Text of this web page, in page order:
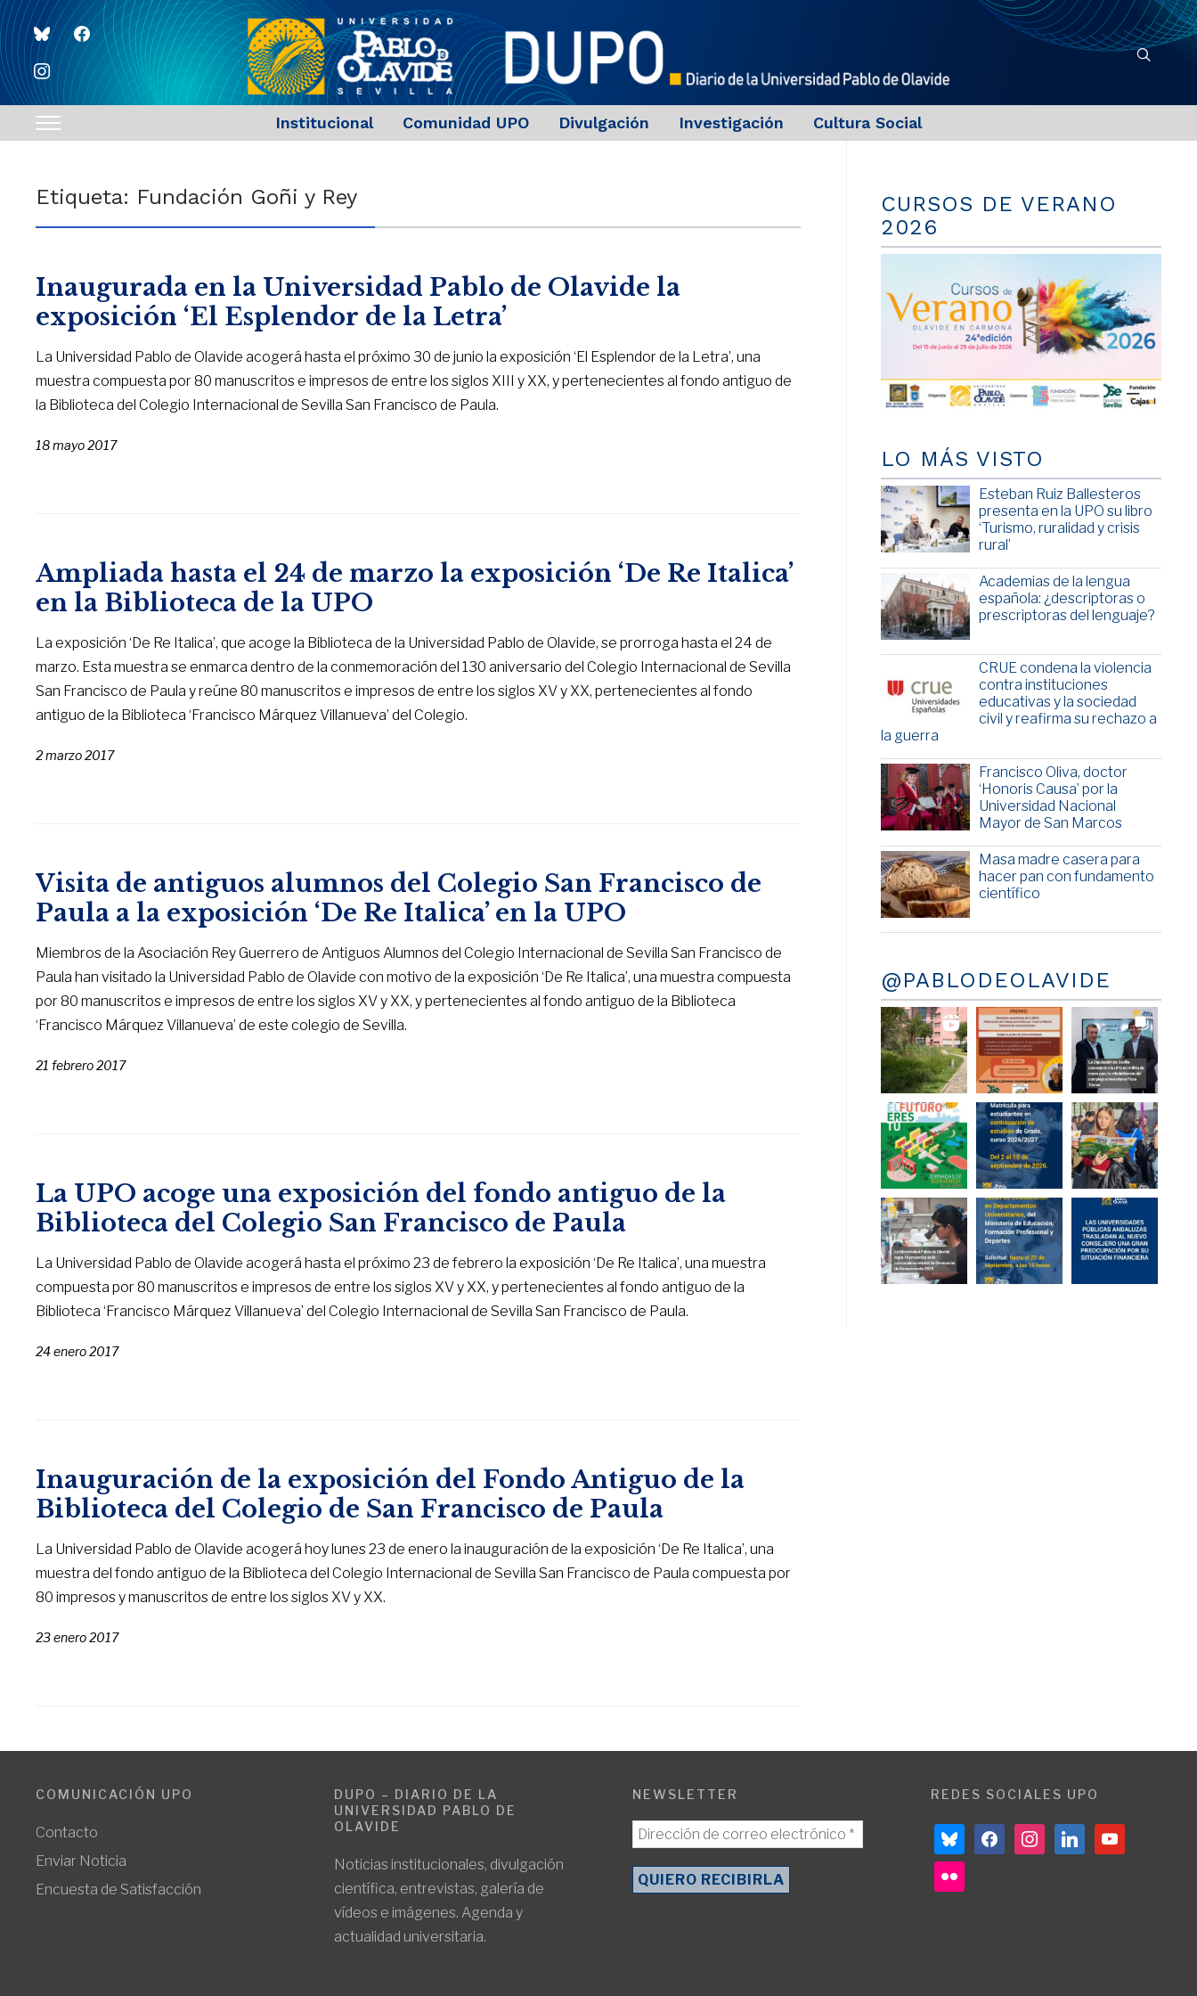
blueskyfacebook
instagram
Toggle
navigation
Institucional Comunidad UPO Divulgación Investigación Cultura Social
Etiqueta: Fundación Goñi y Rey
Inaugurada en la Universidad Pablo de Olavide la
exposición ‘El Esplendor de la Letra’
La Universidad Pablo de Olavide acogerá hasta el próximo 30 de junio la exposición ‘El Esplendor de la Letra’, una
muestra compuesta por 80 manuscritos e impresos de entre los siglos XIII y XX, y pertenecientes al fondo antiguo de
la Biblioteca del Colegio Internacional de Sevilla San Francisco de Paula.
18 mayo 2017
Ampliada hasta el 24 de marzo la exposición ‘De Re Italica’
en la Biblioteca de la UPO
La exposición ‘De Re Italica’, que acoge la Biblioteca de la Universidad Pablo de Olavide, se prorroga hasta el 24 de
marzo. Esta muestra se enmarca dentro de la conmemoración del 130 aniversario del Colegio Internacional de Sevilla
San Francisco de Paula y reúne 80 manuscritos e impresos de entre los siglos XV y XX, pertenecientes al fondo
antiguo de la Biblioteca ‘Francisco Márquez Villanueva’ del Colegio.
2 marzo 2017
Visita de antiguos alumnos del Colegio San Francisco de
Paula a la exposición ‘De Re Italica’ en la UPO
Miembros de la Asociación Rey Guerrero de Antiguos Alumnos del Colegio Internacional de Sevilla San Francisco de
Paula han visitado la Universidad Pablo de Olavide con motivo de la exposición ‘De Re Italica’, una muestra compuesta
por 80 manuscritos e impresos de entre los siglos XV y XX, y pertenecientes al fondo antiguo de la Biblioteca
‘Francisco Márquez Villanueva’ de este colegio de Sevilla.
21 febrero 2017
La UPO acoge una exposición del fondo antiguo de la
Biblioteca del Colegio San Francisco de Paula
La Universidad Pablo de Olavide acogerá hasta el próximo 23 de febrero la exposición ‘De Re Italica’, una muestra
compuesta por 80 manuscritos e impresos de entre los siglos XV y XX, y pertenecientes al fondo antiguo de la
Biblioteca ‘Francisco Márquez Villanueva’ del Colegio Internacional de Sevilla San Francisco de Paula.
24 enero 2017
Inauguración de la exposición del Fondo Antiguo de la
Biblioteca del Colegio de San Francisco de Paula
La Universidad Pablo de Olavide acogerá hoy lunes 23 de enero la inauguración de la exposición ‘De Re Italica’, una
muestra del fondo antiguo de la Biblioteca del Colegio Internacional de Sevilla San Francisco de Paula compuesta por
80 impresos y manuscritos de entre los siglos XV y XX.
23 enero 2017
CURSOS DE VERANO
2026
LO MÁS VISTO
Esteban Ruiz Ballesteros
presenta en la UPO su libro
‘Turismo, ruralidad y crisis
rural’
Academias de la lengua
española: ¿descriptoras o
prescriptoras del lenguaje?
CRUE condena la violencia
contra instituciones
educativas y la sociedad
civil y reafirma su rechazo a
la guerra
Francisco Oliva, doctor
‘Honoris Causa’ por la
Universidad Nacional
Mayor de San Marcos
Masa madre casera para
hacer pan con fundamento
científico
@PABLODEOLAVIDE
COMUNICACIÓN UPO
Contacto
Enviar Noticia
Encuesta de Satisfacción
DUPO – DIARIO DE LA
UNIVERSIDAD PABLO DE
OLAVIDE
Noticias institucionales, divulgación
científica, entrevistas, galería de
vídeos e imágenes. Agenda y
actualidad universitaria.
NEWSLETTER REDES SOCIALES UPO
blueskyfacebookinstagramlinkedin youtube
flickr